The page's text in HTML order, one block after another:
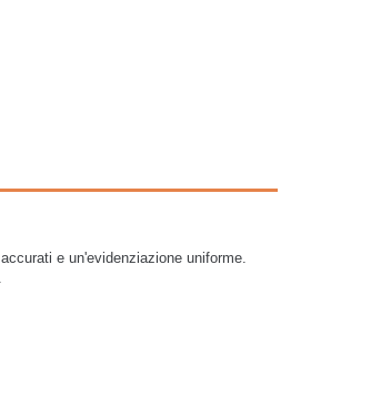
e un'evidenziazione uniforme.